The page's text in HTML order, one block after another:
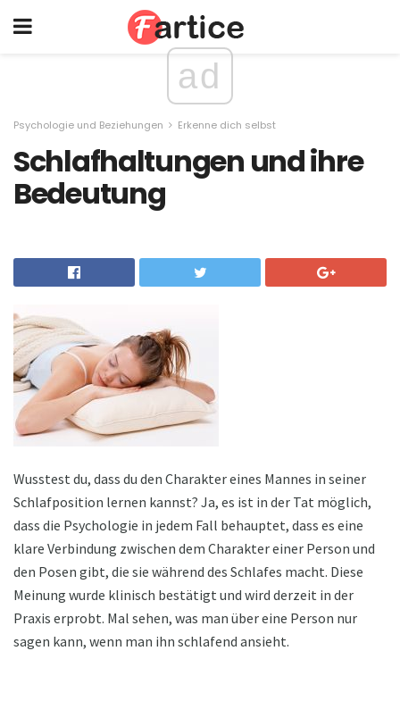
ad
Psychologie und Beziehungen Erkenne dich selbst
Schlafhaltungen und ihre
Bedeutung
Wusstest du, dass du den Charakter eines Mannes in seiner
Schlafposition lernen kannst? Ja, es ist in der Tat möglich,
dass die Psychologie in jedem Fall behauptet, dass es eine
klare Verbindung zwischen dem Charakter einer Person und
den Posen gibt, die sie während des Schlafes macht. Diese
Meinung wurde klinisch bestätigt und wird derzeit in der
Praxis erprobt. Mal sehen, was man über eine Person nur
sagen kann, wenn man ihn schlafend ansieht.